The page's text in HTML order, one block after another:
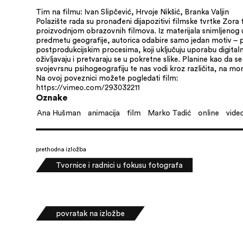
Tim na filmu: Ivan Slipčević, Hrvoje Nikšić, Branka Valjin
Polazište rada su pronađeni dijapozitivi filmske tvrtke
proizvodnjom obrazovnih filmova. Iz materijala
predmetu geografije, autorica odabire samo jedan motiv –
postprodukcijskim procesima, koji uključuju uporabu
oživljavaju i pretvaraju se u pokretne slike. Planine kao da
svojevrsnu psihogeografiju te nas vodi kroz različita, na
Na ovoj poveznici možete pogledati film:
https://vimeo.com/293032211
Oznake
Ana Hušman animacija film Marko Tadić online
prethodna izložba
Tvornice i radnici u fokusu fotografa
povratak na izložbe